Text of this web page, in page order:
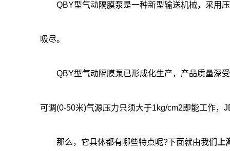
QBY型气动隔膜泵是一种新型输送机械，采用压
吸尽。
QBY型气动隔膜泵已形成化生产，产品质量深受
可调(0-50米)气源压力只须大于1kg/cm2即能工作
那么，它具体都有哪些特点呢?下面就由我们